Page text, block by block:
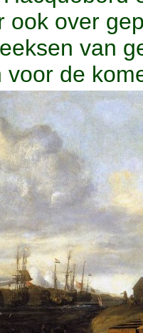
ook over
van
voor de